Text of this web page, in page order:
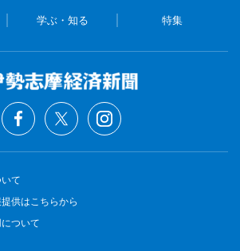
学ぶ・知る 特集
て
供はこちらから
ついて